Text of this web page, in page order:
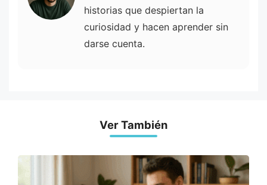
historias que despiertan la
curiosidad y hacen aprender sin
darse cuenta.
Ver También